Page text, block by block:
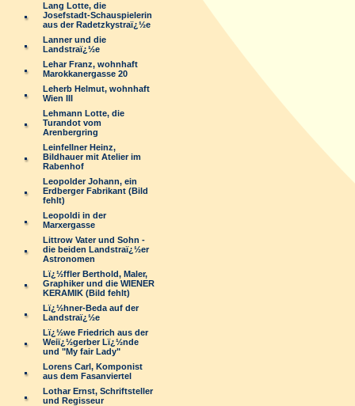
Lang Lotte, die
Josefstadt-Schauspielerin
aus der Radetzkystraï¿½e
Lanner und die
Landstraï¿½e
Lehar Franz, wohnhaft
Marokkanergasse 20
Leherb Helmut, wohnhaft
Wien III
Lehmann Lotte, die
Turandot vom
Arenbergring
Leinfellner Heinz,
Bildhauer mit Atelier im
Rabenhof
Leopolder Johann, ein
Erdberger Fabrikant (Bild
fehlt)
Leopoldi in der
Marxergasse
Littrow Vater und Sohn -
die beiden Landstraï¿½er
Astronomen
Lï¿½ffler Berthold, Maler,
Graphiker und die WIENER
KERAMIK (Bild fehlt)
Lï¿½hner-Beda auf der
Landstraï¿½e
Lï¿½we Friedrich aus der
Weiï¿½gerber Lï¿½nde
und "My fair Lady"
Lorens Carl, Komponist
aus dem Fasanviertel
Lothar Ernst, Schriftsteller
und Regisseur